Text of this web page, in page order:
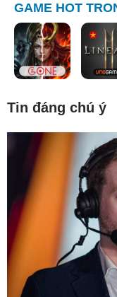
GAME HOT
Tin đáng chú ý